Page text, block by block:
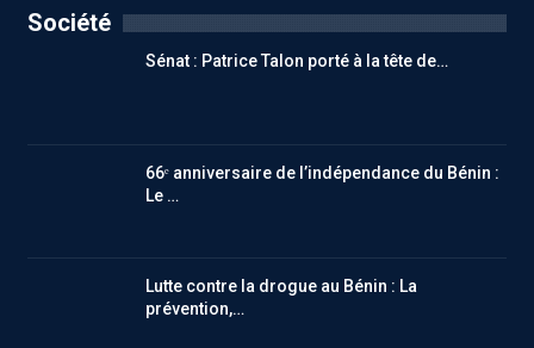
Société
Sénat : Patrice Talon porté à la tête de…
66ᵉ anniversaire de l’indépendance du Bénin :
Le …
Lutte contre la drogue au Bénin : La
prévention,…